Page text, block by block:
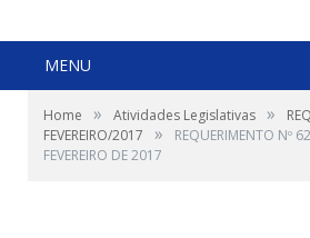
MENU
Home » Atividades Legislativas »
FEVEREIRO/2017
»
REQUERIMENTO Nº
FEVEREIRO DE 2017